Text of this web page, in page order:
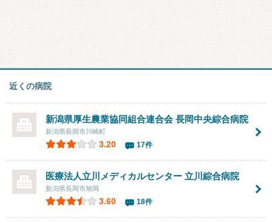
近くの病院
新潟県厚生農業協同組合連合会 長岡中央綜合病院
新潟県長岡市川崎町
3.20 17件
医療法人立川メディカルセンター 立川綜合病院
新潟県長岡市旭岡
3.60 18件